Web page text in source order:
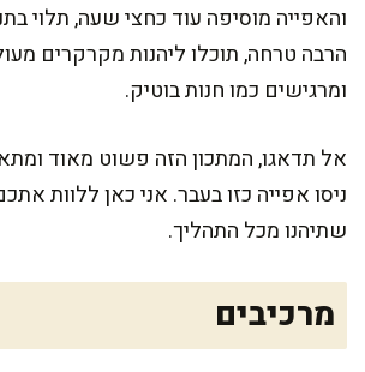
והאפייה מוסיפה עוד כחצי שעה, תלוי
הרבה טרחה, תוכלו ליהנות מקרקרים
ומרגישים כמו חנות בוטיק.
אל תדאגו, המתכון הזה פשוט מאוד
ניסו אפייה כזו בעבר. אני כאן ללוות
שתיהנו מכל התהליך.
מרכיבים